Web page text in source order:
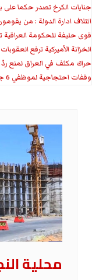
جنايات الكرخ تصدر حكما على باسم خشان
ائتلاف ادارة الدولة : من
قوى حليفة للحكومة
الخزانة الأميركية ترفع
حراك مكثف في العراق لمنع
وقفات احتجاجية لموظفي 6 جامعات بسبب تأخر الرواتب
محلية